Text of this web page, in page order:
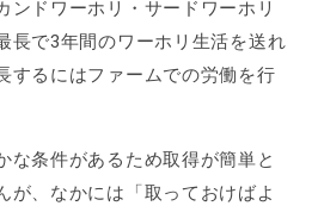
ンドワーホリ・サードワーホリ
長で3年間のワーホリ生活を送れ
するにはファームでの労働を行
な条件があるため取得が簡単と
が、なかには「取っておけばよ